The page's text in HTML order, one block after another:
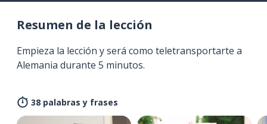
Resumen de la lección
Empieza la lección y será como teletransportarte a
Alemania durante 5 minutos.
38 palabras y frases